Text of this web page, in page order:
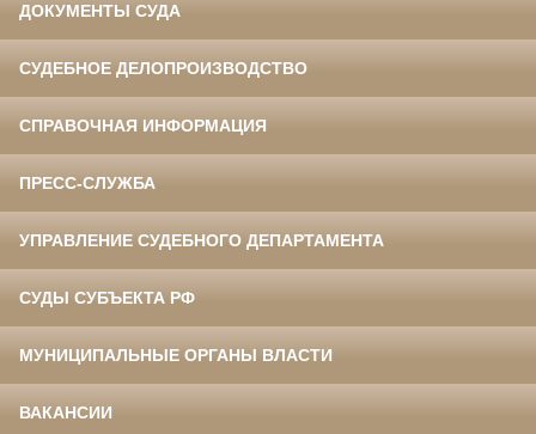
ДОКУМЕНТЫ СУДА
СУДЕБНОЕ ДЕЛОПРОИЗВОДСТВО
СПРАВОЧНАЯ ИНФОРМАЦИЯ
ПРЕСС-СЛУЖБА
УПРАВЛЕНИЕ СУДЕБНОГО ДЕПАРТАМЕНТА
СУДЫ СУБЪЕКТА РФ
МУНИЦИПАЛЬНЫЕ ОРГАНЫ ВЛАСТИ
ВАКАНСИИ